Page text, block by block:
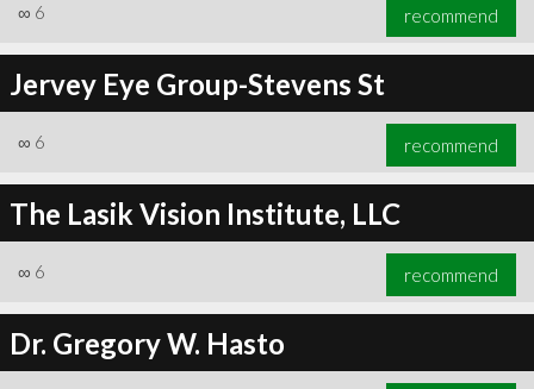
∞ 6 recommend
Jervey Eye Group-Stevens St
∞ 6 recommend
The Lasik Vision Institute, LLC
∞ 6 recommend
Dr. Gregory W. Hasto